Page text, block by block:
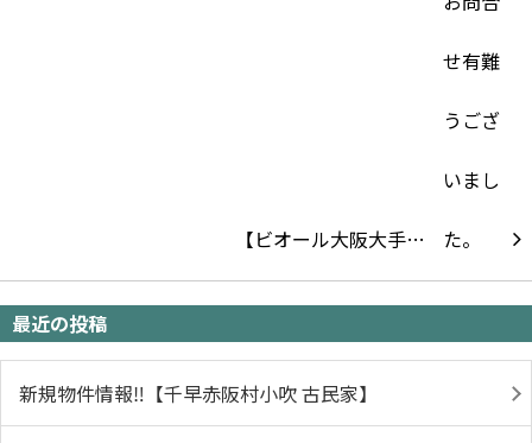
【ビオール大阪大手…
最近の投稿
新規物件情報‼【千早赤阪村小吹 古民家】